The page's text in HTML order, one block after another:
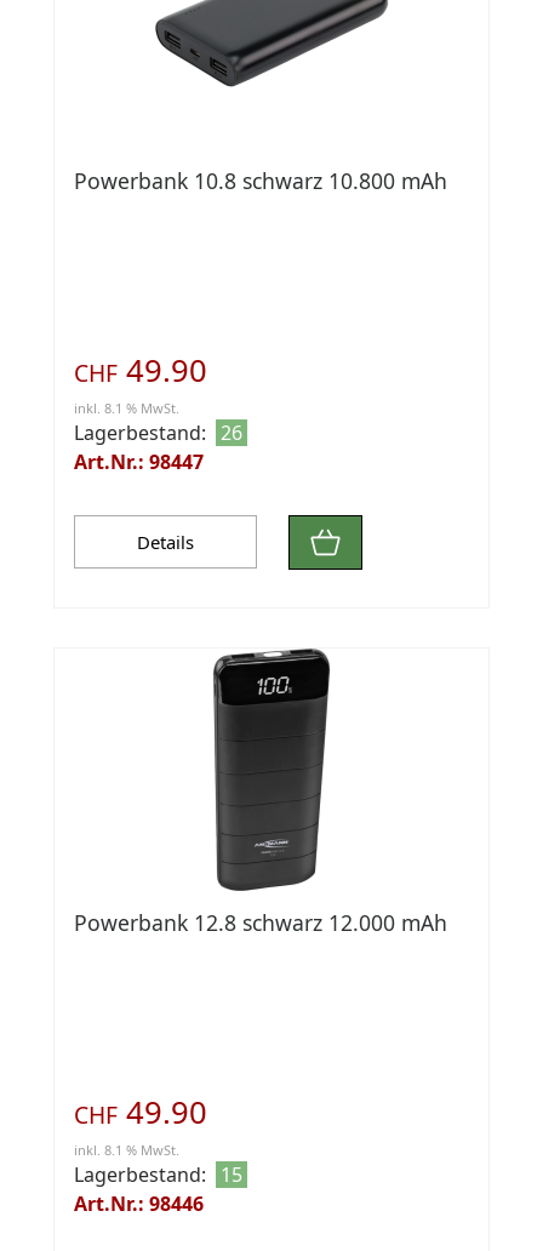
Powerbank 10.8 schwarz 10.800 mAh
CHF 49.90
inkl. 8.1 % MwSt.
Lagerbestand: 26
Art.Nr.: 98447
Details
Powerbank 12.8 schwarz 12.000 mAh
CHF 49.90
inkl. 8.1 % MwSt.
Lagerbestand:
15
Art.Nr.: 98446